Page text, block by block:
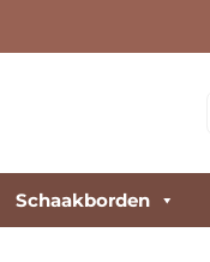
Schaakborden